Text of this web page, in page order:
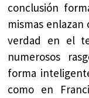
conclusión
mismas
verdad en el
numerosos
forma
como en